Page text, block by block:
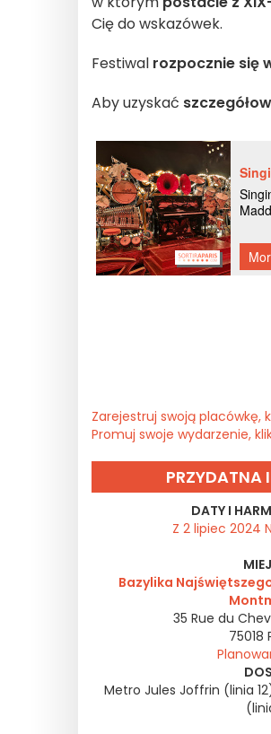
Cię do wskazówek.
Festiwal rozpocznie się
Aby uzyskać
Zarejestruj swoją placówkę,
Promuj swoje wydarzenie,
PRZYDATNA
DATY I
Z 2 lipiec 2024
Bazylika
35 Rue du
75018
Metro Jules Joffrin (linia